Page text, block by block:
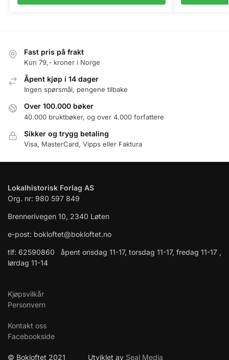
Fast pris på frakt
Kun 79,- kroner i Norge
Åpent kjøp i 14 dager
Ingen spørsmål, pengene tilbake
Over 100.000 bøker
40.000 bruktbøker, og over 4.000 forfattere
Sikker og trygg betaling
Visa, MasterCard, Vipps eller Faktura
Lokalhistorisk Forlag AS
Org. nr: 980 597 849
Brennerivegen 10, 2340 Løten
e-post: bokloftet@bokloftet.no
tlf: 62590860 åpent onsdag 11-17, torsdag 11-17, fredag 11-17 ,
lørdag 11-14
Kjøpsvilkår
Personvern
Kontakt oss
Facebookside
© Bokloftet 2021 Utviklet av Seal Media